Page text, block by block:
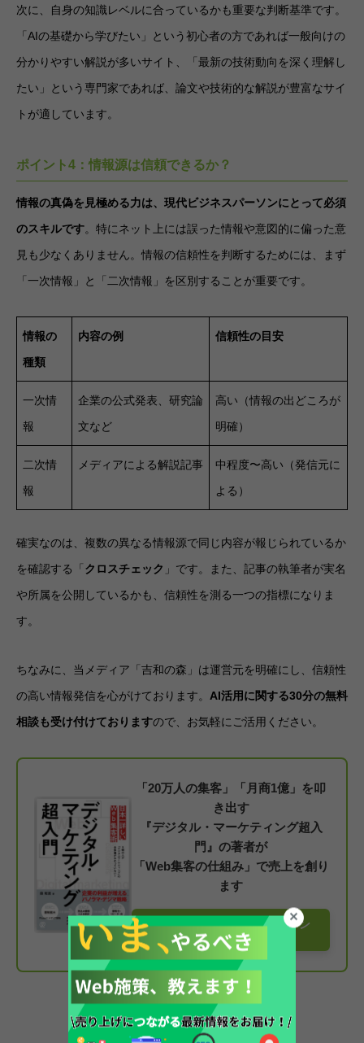
次に、自身の知識レベルに合っているかも重要な判断基準です。
「AIの基礎から学びたい」という初心者の方であれば一般向けの
分かりやすい解説が多いサイト、「最新の技術動向を深く理解し
たい」という専門家であれば、論文や技術的な解説が豊富なサイ
トが適しています。
ポイント4：情報源は信頼できるか？
情報の真偽を見極める力は、現代ビジネスパーソンにとって必須
のスキルです。特にネット上には誤った情報や意図的に偏った意
見も少なくありません。情報の信頼性を判断するためには、まず
「一次情報」と「二次情報」を区別することが重要です。
情報の
種類
内容の例 信頼性の目安
一次情
報
企業の公式発表、研究論
文など
高い（情報の出どころが
明確）
二次情
報
メディアによる解説記事
中程度〜高い（発信元に
よる）
確実なのは、複数の異なる情報源で同じ内容が報じられているか
を確認する「 クロスチェック 」です。また、記事の執筆者が実名
や所属を公開しているかも、信頼性を測る一つの指標になりま
す。
ちなみに、当メディア「吉和の森」は運営元を明確にし、信頼性
の高い情報発信を心がけております。 AI活用に関する30分の無料
相談も受け付けておりますので、お気軽にご活用ください。
「20万人の集客」「月商1億」を叩
き出す
『デジタル・マーケティング超入
門』の著者が
「Web集客の仕組み」で売上を創り
ます
【無料】サービス資料をダウン
ロードする
生成AI系の記事で読まれているブログ１０選